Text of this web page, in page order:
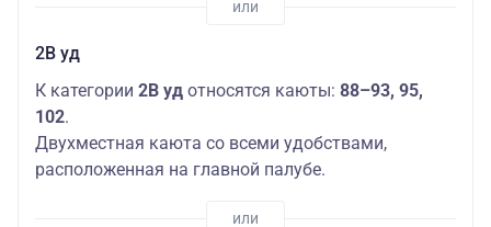
2В уд
К категории 2В уд относятся каюты: 88–93, 95,
102.
Двухместная каюта со всеми удобствами,
расположенная на главной палубе.